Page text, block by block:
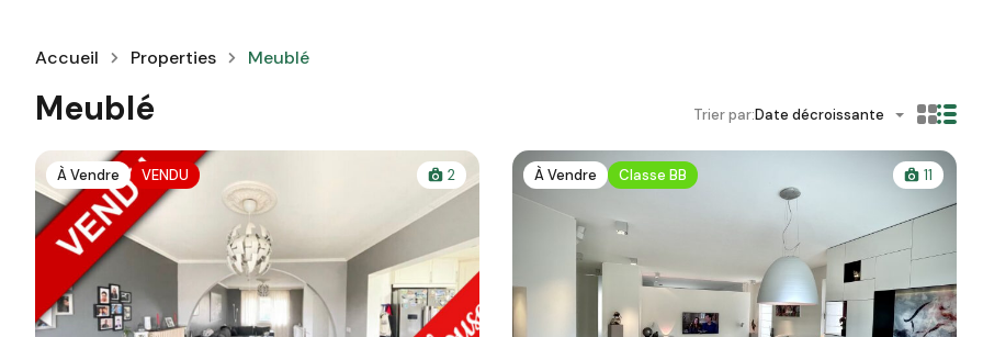
Accueil Properties Meublé
Meublé Trier par:Date décroissante
À Vendre VENDU 2 À Vendre Classe BB 11